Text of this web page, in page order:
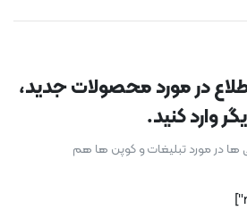
در مورد محصولات جدید،
وارد کنید.
ها در مورد تبلیغات و کوپن ها هم